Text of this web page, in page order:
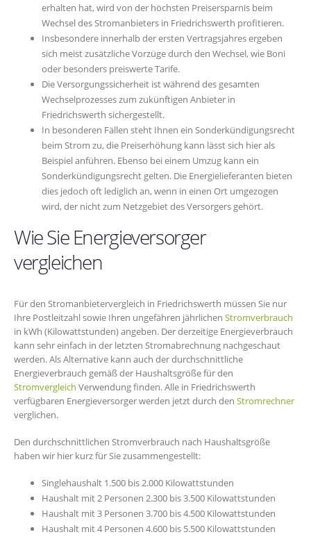
erhalten hat, wird von der höchsten Preisersparnis beim
Wechsel des Stromanbieters in Friedrichswerth profitieren.
Insbesondere innerhalb der ersten Vertragsjahres ergeben
sich meist zusätzliche Vorzüge durch den Wechsel, wie Boni
oder besonders preiswerte Tarife.
Die Versorgungssicherheit ist während des gesamten
Wechselprozesses zum zukünftigen Anbieter in
Friedrichswerth sichergestellt.
In besonderen Fällen steht Ihnen ein Sonderkündigungsrecht
beim Strom zu, die Preiserhöhung kann lässt sich hier als
Beispiel anführen. Ebenso bei einem Umzug kann ein
Sonderkündigungsrecht gelten. Die Energielieferanten bieten
dies jedoch oft lediglich an, wenn in einen Ort umgezogen
wird, der nicht zum Netzgebiet des Versorgers gehört.
Wie Sie Energieversorger
vergleichen
Für den Stromanbietervergleich in Friedrichswerth müssen Sie nur
Ihre Postleitzahl sowie Ihren ungefähren jährlichen Stromverbrauch
in kWh (Kilowattstunden) angeben. Der derzeitige Energieverbrauch
kann sehr einfach in der letzten Stromabrechnung nachgeschaut
werden. Als Alternative kann auch der durchschnittliche
Energieverbrauch gemäß der Haushaltsgröße für den
Stromvergleich Verwendung finden. Alle in Friedrichswerth
verfügbaren Energieversorger werden jetzt durch den Stromrechner
verglichen.
Den durchschnittlichen Stromverbrauch nach Haushaltsgröße
haben wir hier kurz für Sie zusammengestellt:
Singlehaushalt 1.500 bis 2.000 Kilowattstunden
Haushalt mit 2 Personen 2.300 bis 3.500 Kilowattstunden
Haushalt mit 3 Personen 3.700 bis 4.500 Kilowattstunden
Haushalt mit 4 Personen 4.600 bis 5.500 Kilowattstunden